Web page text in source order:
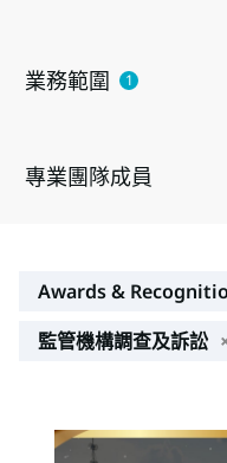
業務範圍 1
專業團隊成員
Awards &
監管機構調查及訴訟